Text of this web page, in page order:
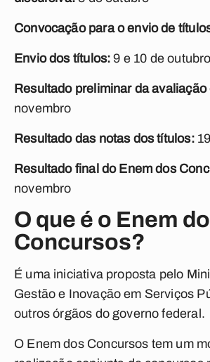
Convocação para o envio de
Envio dos títulos: 9 e 10 de outubro
Resultado preliminar da
novembro
Resultado das notas dos títulos:
Resultado final do Enem dos
novembro
O que é o Enem
Concursos?
É uma iniciativa proposta pelo
Gestão e Inovação em Serviços
outros órgãos do governo federal.
O Enem dos Concursos tem um